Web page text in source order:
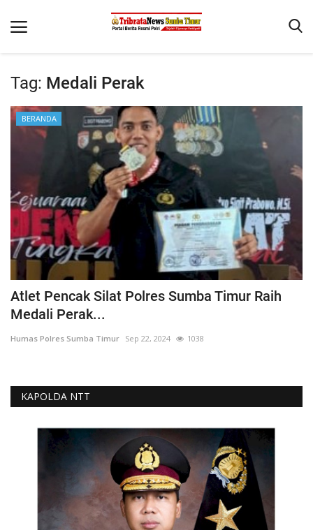
Terms & Conditions
Binkam
Giat Ops
Polisi Kita
Mitra Polisi
Lantas
Jurnal Kamtibmas
Tag: Medali Perak
BERANDA
Atlet Pencak Silat Polres Sumba Timur Raih
Medali Perak...
Humas Polres Sumba Timur Sep 22, 2024 1038
KAPOLDA NTT